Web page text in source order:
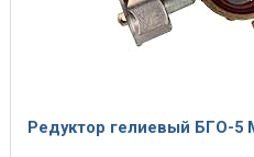
Редуктор гелиевый БГО-5